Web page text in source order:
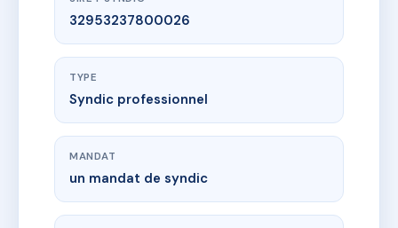
32953237800026
TYPE
Syndic professionnel
MANDAT
un mandat de syndic